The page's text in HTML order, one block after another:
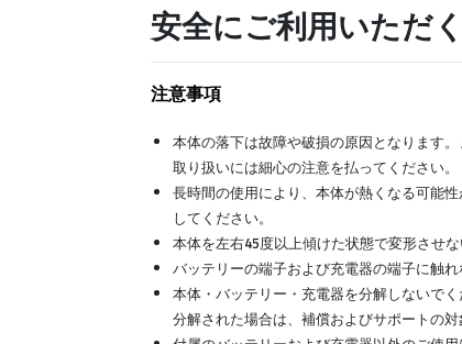
安全にご利用いただ
注意事項
本体の落下は故障や破損の原因となります
取り扱いには細心の注意を払ってください。
長時間の使用により、本体が熱くなる可能
してください。
本体を左右45度以上傾けた状態で変形させ
バッテリーの端子および充電器の端子に触
本体・バッテリー・充電器を分解しないで
分解された場合は、補償およびサポートの対